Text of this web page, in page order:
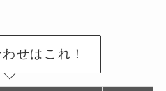
せはこれ！